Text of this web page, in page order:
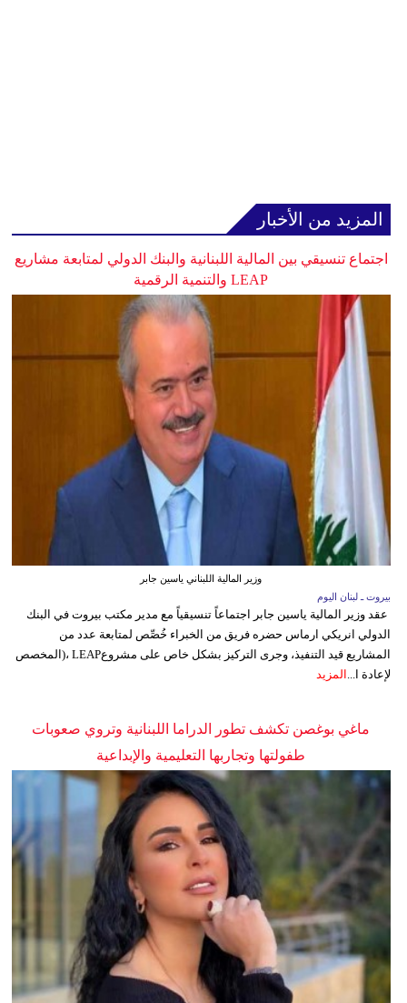
المزيد من الأخبار
اجتماع تنسيقي بين المالية اللبنانية والبنك الدولي لمتابعة مشاريع
LEAP والتنمية الرقمية
وزير المالية اللبناني ياسين جابر
بيروت ـ لبنان اليوم
عقد وزير المالية ياسين جابر اجتماعاً تنسيقياً مع مدير مكتب بيروت في البنك
الدولي انريكي ارماس حضره فريق من الخبراء خُصِّص لمتابعة عدد من
المشاريع قيد التنفيذ، وجرى التركيز بشكل خاص على مشروعLEAP ،(المخصص
لإعادة ا...
المزيد
ماغي بوغصن تكشف تطور الدراما اللبنانية وتروي صعوبات
طفولتها وتجاربها التعليمية والإبداعية